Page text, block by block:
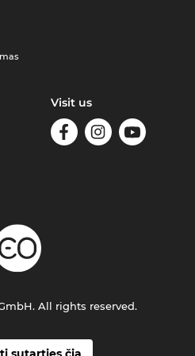
Visit us
All rights reserved.